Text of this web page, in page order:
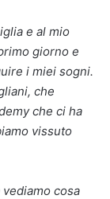
e al mio
giorno e
i miei sogni.
che
che ci ha
vissuto
vediamo cosa